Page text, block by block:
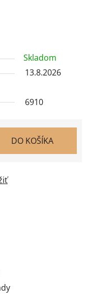
Skladom
13.8.2026
6910
DO KOŠÍKA